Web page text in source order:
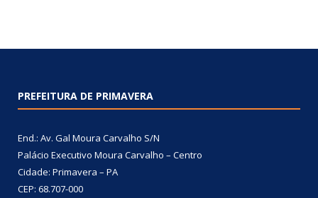
PREFEITURA DE PRIMAVERA
End.: Av. Gal Moura Carvalho S/N
Palácio Executivo Moura Carvalho – Centro
Cidade: Primavera – PA
CEP: 68.707-000